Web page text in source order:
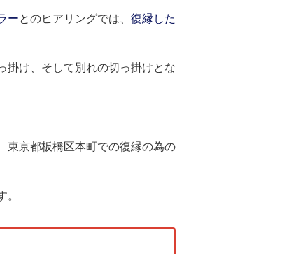
ーとのヒアリングでは、 復縁した
掛け、そして別れの切っ掛けとな
東京都板橋区本町での復縁の為の
。